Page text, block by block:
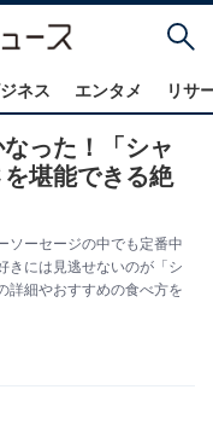
ネス エンタメ リサ
った！「シャ
堪能できる絶
ソーセージの中でも定番中
きには見逃せないのが「シ
詳細やおすすめの食べ方を